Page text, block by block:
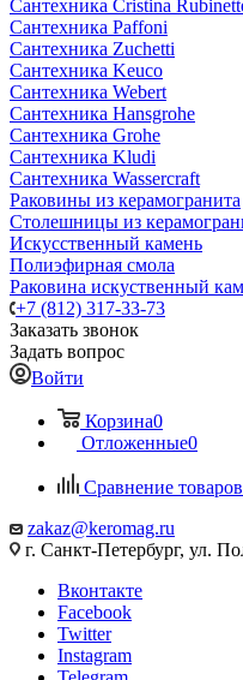
Сантехника Cristina
Сантехника Paffoni
Сантехника Zuchetti
Сантехника Keuco
Сантехника Webert
Сантехника Hansgrohe
Сантехника Grohe
Сантехника Kludi
Сантехника Wassercraft
Раковины из керамогранита
Столешницы из
Искусственный камень
Полиэфирная смола
Раковина искуственный
+7 (812) 317-33-73
Заказать звонок
Задать вопрос
Войти
Корзина0
Отложенные0
Сравнение товаров
zakaz@keromag.ru
г. Санкт-Петербург, ул.
Вконтакте
Facebook
Twitter
Instagram